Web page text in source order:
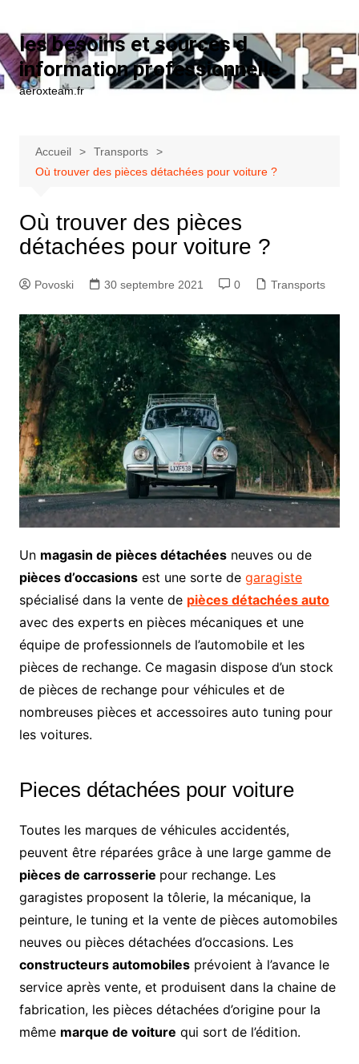
les besoins et sources d
information professionnelle
aeroxteam.fr
Accueil
Transports
Où trouver des pièces détachées pour voiture ?
Où trouver des pièces
détachées pour voiture ?
Povoski 30 septembre 2021 0 Transports
Un magasin de pièces détachéesneuves ou de
pièces d’occasionsest une sorte de garagiste
spécialisé dans la vente de pièces détachées auto
avec des experts en pièces mécaniques et une
équipe de professionnels de l’automobile et les
pièces de rechange. Ce magasin dispose d’un stock
de pièces de rechange pour véhicules et de
nombreuses pièces et accessoires auto tuning pour
les voitures.
Pieces détachées pour voiture
Toutes les marques de véhicules accidentés,
peuvent être réparées grâce à une large gamme de
pièces de carrosserie pour rechange. Les
garagistes proposent la tôlerie, la mécanique, la
peinture, le tuning et la vente de pièces automobiles
neuves ou pièces détachées d’occasions. Les
constructeurs automobilesprévoient à l’avance le
service après vente, et produisent dans la chaine de
fabrication, les pièces détachées d’origine pour la
même marque de voiture qui sort de l’édition.